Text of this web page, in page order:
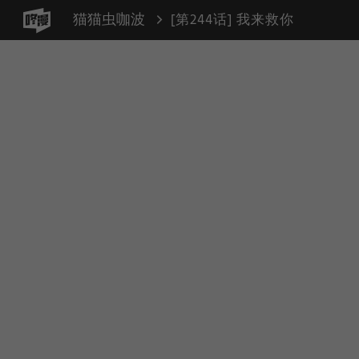
猫猫虫咖波 [第244话] 我来救你